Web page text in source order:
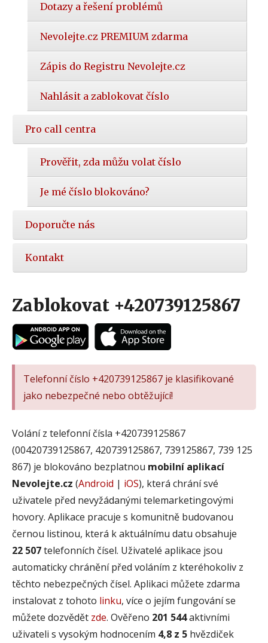
Dotazy a řešení problémů
Nevolejte.cz PREMIUM zdarma
Zápis do Registru Nevolejte.cz
Nahlásit a zablokovat číslo
Pro call centra
Prověřit, zda můžu volat číslo
Je mé číslo blokováno?
Doporučte nás
Kontakt
Zablokovat +420739125867
Telefonní číslo +420739125867 je klasifikované
jako nebezpečné nebo obtěžující!
Volání z telefonní čísla +420739125867
(00420739125867, 420739125867, 739125867, 739 125
867) je blokováno bezplatnou mobilní aplikací
Nevolejte.cz (Android | iOS), která chrání své
uživatele před nevyžádanými telemarketingovými
hovory. Aplikace pracuje s komunitně budovanou
černou listinou, která k aktuálnímu datu obsahuje
22 507telefonních čísel. Uživatelé aplikace jsou
automaticky chránění před voláním z kteréhokoliv z
těchto nebezpečných čísel. Aplikaci můžete zdarma
instalovat z tohoto linku, více o jejím fungování se
můžete dozvědět zde. Ověřeno 201 544aktivními
uživateli s vysokým hodnocením 4,8 z 5 hvězdiček